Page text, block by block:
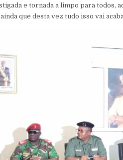
e tornada a limpo para todos,
que desta vez tudo isso vai